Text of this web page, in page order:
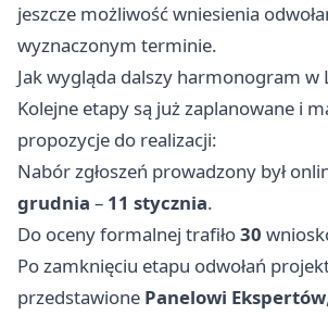
jeszcze możliwość wniesienia
wyznaczonym terminie.
Jak wygląda dalszy harmonogram w
Kolejne etapy są już zaplanowane i
propozycje do realizacji:
Nabór zgłoszeń prowadzony był
grudnia – 11 stycznia.
Do oceny formalnej trafiło30
Po zamknięciu etapu odwołań
przedstawione Panelowi Ekspertów